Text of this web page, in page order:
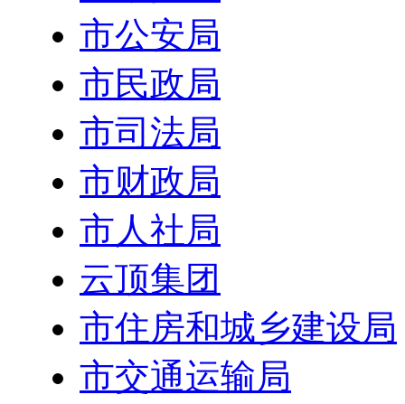
市公安局
市民政局
市司法局
市财政局
市人社局
云顶集团
市住房和城乡建设局
市交通运输局